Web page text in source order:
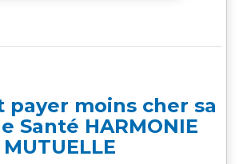
payer moins cher sa
Santé HARMONIE
MUTUELLE